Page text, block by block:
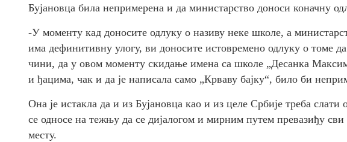
Бујановца била непримерена и да министарство доноси коначну
-У моменту кад доносите одлуку о називу неке школе, а
има дефинитивну улогу, ви доносите истовремено одлуку о томе
чини, да у овом моменту скидање имена са школе „Десанка
и ђацима, чак и да је написала само „Крваву бајку“, било би
Она је истакла да и из Бујановца као и из целе Србије треба
се односе на тежњу да се дијалогом и мирним путем превазиђу
месту.